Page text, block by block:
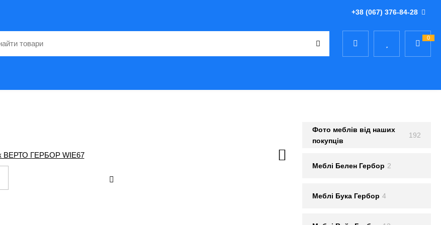
+38 (067) 376-84-28
0
Фото меблів від наших
покупців
192
Меблi Белен Гербор 2
Меблi Бука Гербор 4